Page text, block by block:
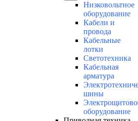
Низковольтное
оборудование
Кабели и
провода
Кабельные
лотки
Светотехника
Кабельная
арматура
шины
оборудование